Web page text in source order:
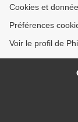
Cookies et
Préférences
Voir le profil de